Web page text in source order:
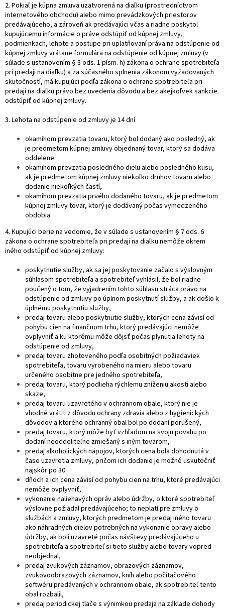
2. Pokiaľ je kúpna zmluva uzatvorená na diaľku (prostredníctvom
internetového obchodu) alebo mimo prevádzkových priestorov
predávajúceho, a zároveň ak predávajúci včas a riadne poskytol
kupujúcemu informácie o práve odstúpiť od kúpnej zmluvy,
podmienkach, lehote a postupe pri uplatňovaní práva na odstúpenie od
kúpnej zmluvy vrátane formulára na odstúpenie od kúpnej zmluvy (v
súlade s ustanovením § 3 ods. 1 písm. h) zákona o ochrane spotrebiteľa
pri predaji na diaľku) a za súčasného splnenia zákonom vyžadovaných
skutočností, má kupujúci podľa zákona o ochrane spotrebiteľa pri
predaji na diaľku právo bez uvedenia dôvodu a bez akejkoľvek sankcie
odstúpiť od kúpnej zmluvy.
3. Lehota na odstúpenie od zmluvy je 14 dní
okamihom prevzatia tovaru, ktorý bol dodaný ako posledný, ak
je predmetom kúpnej zmluvy objednaný tovar, ktorý sa dodáva
oddelene
okamihom prevzatia posledného dielu alebo posledného kusu,
ak je predmetom kúpnej zmluvy niekoľko druhov tovaru alebo
dodanie niekoľkých častí,
okamihom prevzatia prvého dodaného tovaru, ak je predmetom
kúpnej zmluvy tovar, ktorý je dodávaný počas vymedzeného
obdobia.
4. Kupujúci berie na vedomie, že v súlade s ustanovením § 7 ods. 6
zákona o ochrane spotrebiteľa pri predaji na diaľku nemôže okrem
iného odstúpiť od kúpnej zmluvy:
poskytnutie služby, ak sa jej poskytovanie začalo s výslovným
súhlasom spotrebiteľa a spotrebiteľ vyhlásil, že bol riadne
poučený o tom, že vyjadrením tohto súhlasu stráca právo na
odstúpenie od zmluvy po úplnom poskytnutí služby, a ak došlo k
úplnému poskytnutiu služby,
predaj tovaru alebo poskytnutie služby, ktorých cena závisí od
pohybu cien na finančnom trhu, ktorý predávajúci nemôže
ovplyvniť a ku ktorému môže dôjsť počas plynutia lehoty na
odstúpenie od zmluvy,
predaj tovaru zhotoveného podľa osobitných požiadaviek
spotrebiteľa, tovaru vyrobeného na mieru alebo tovaru
určeného osobitne pre jedného spotrebiteľa,
predaj tovaru, ktorý podlieha rýchlemu zníženiu akosti alebo
skaze,
predaj tovaru uzavretého v ochrannom obale, ktorý nie je
vhodné vrátiť z dôvodu ochrany zdravia alebo z hygienických
dôvodov a ktorého ochranný obal bol po dodaní porušený,
predaj tovaru, ktorý môže byť vzhľadom na svoju povahu po
dodaní neoddeliteľne zmiešaný s iným tovarom,
predaj alkoholických nápojov, ktorých cena bola dohodnutá v
čase uzavretia zmluvy, pričom ich dodanie je možné uskutočniť
najskôr po 30
dňoch a ich cena závisí od pohybu cien na trhu, ktoré predávajúci
nemôže ovplyvniť,
vykonanie naliehavých opráv alebo údržby, o ktoré spotrebiteľ
výslovne požiadal predávajúceho; to neplatí pre zmluvy o
službách a zmluvy, ktorých predmetom je predaj iného tovaru
ako náhradných dielov potrebných na vykonanie opravy alebo
údržby, ak boli uzavreté počas návštevy predávajúceho u
spotrebiteľa a spotrebiteľ si tieto služby alebo tovary vopred
neobjednal,
predaj zvukových záznamov, obrazových záznamov,
zvukovoobrazových záznamov, kníh alebo počítačového
softwéru predávaných v ochrannom obale, ak spotrebiteľ tento
obal rozbalil,
predaj periodickej tlače s výnimkou predaja na základe dohody